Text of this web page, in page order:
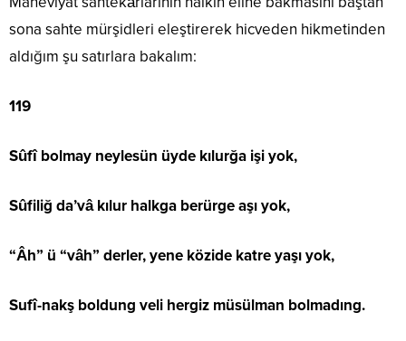
sona sahte mürşidleri eleştirerek hicveden hikmetinden
aldığım şu satırlara bakalım:
119
Sûfî bolmay neylesün üyde kılurğa işi yok,
Sûfiliğ da’vâ kılur halkga berürge aşı yok,
“Âh” ü “vâh” derler, yene közide katre yaşı yok,
Sufî-nakş boldung veli hergiz müsülman bolmadıng.